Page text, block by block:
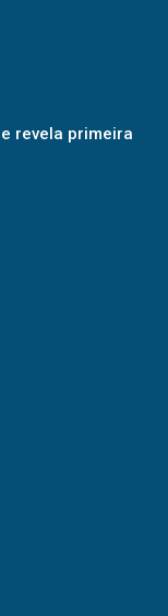
revela primeira